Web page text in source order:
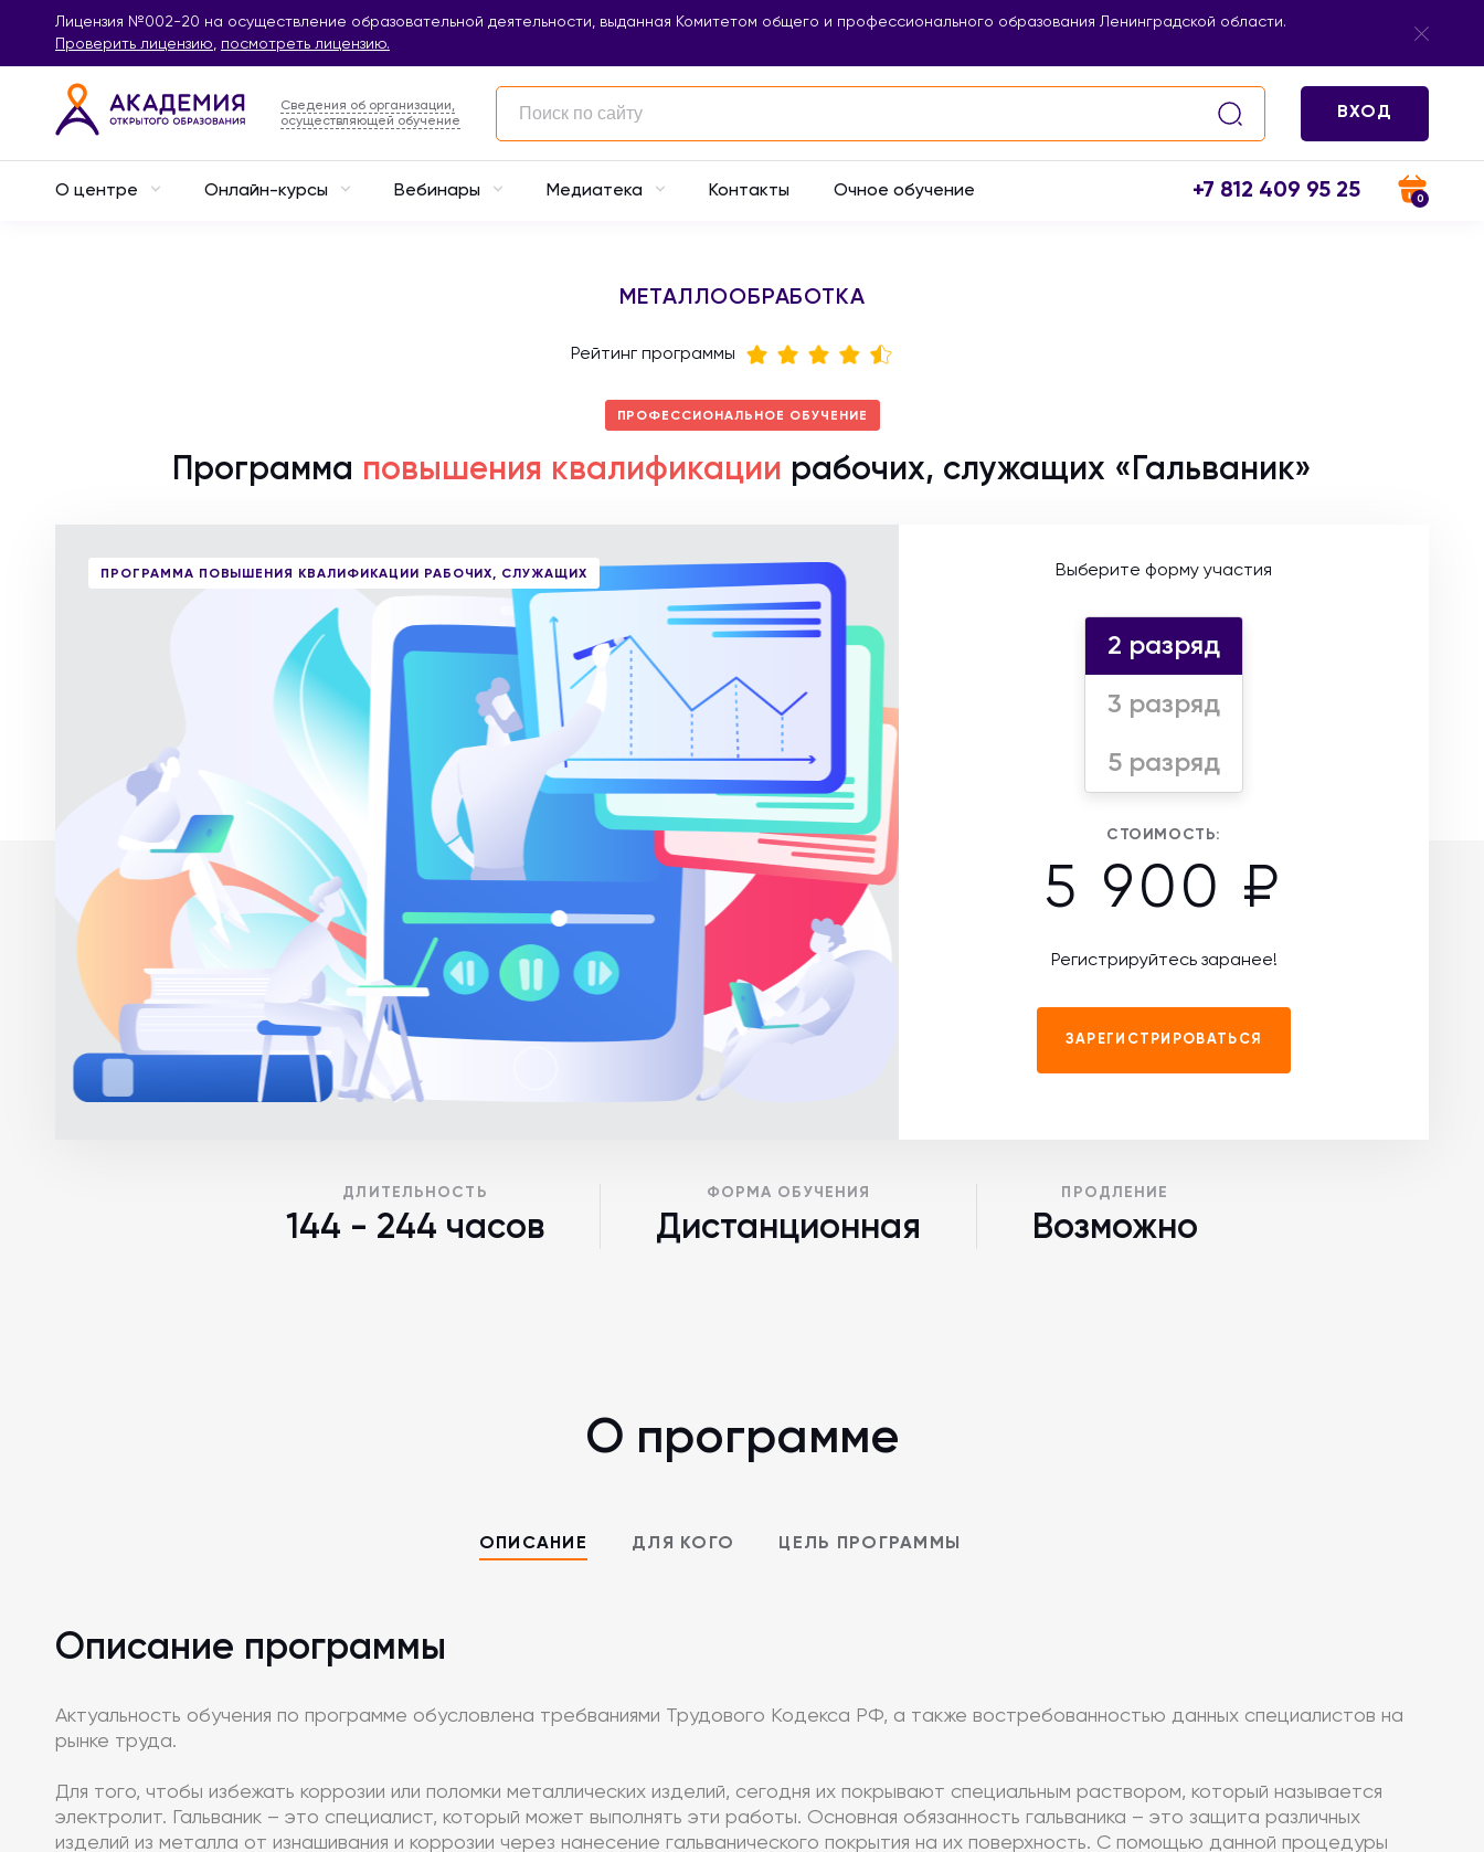
Лицензия №002-20 на осуществление образовательной деятельности, выданная Комитетом общего и профессионального образования Ленинградской области.
Проверить лицензию, посмотреть лицензию.
Сведения об организации,
осуществляющей обучение
ВХОД
О центре Онлайн-курсы Вебинары Медиатека Контакты Очное обучение +7 812 409 95 25 0
МЕТАЛЛООБРАБОТКА
Рейтинг программы
ПРОФЕССИОНАЛЬНОЕ ОБУЧЕНИЕ
Программа повышения квалификации рабочих, служащих «Гальваник»
ПРОГРАММА ПОВЫШЕНИЯ КВАЛИФИКАЦИИ РАБОЧИХ, СЛУЖАЩИХ Выберите форму участия
2 разряд
3 разряд
5 разряд
СТОИМОСТЬ:
5 900 ₽
Регистрируйтесь заранее!
ЗАРЕГИСТРИРОВАТЬСЯ
ДЛИТЕЛЬНОСТЬ
144 - 244 часов
ФОРМА ОБУЧЕНИЯ
Дистанционная
ПРОДЛЕНИЕ
Возможно
О программе
ОПИСАНИЕ ДЛЯ КОГО ЦЕЛЬ ПРОГРАММЫ
Описание программы
Актуальность обучения по программе обусловлена требваниями Трудового Кодекса РФ, а также востребованностью данных специалистов на
рынке труда.
Для того, чтобы избежать коррозии или поломки металлических изделий, сегодня их покрывают специальным раствором, который называется
электролит. Гальваник – это специалист, который может выполнять эти работы. Основная обязанность гальваника – это защита различных
изделий из металла от изнашивания и коррозии через нанесение гальванического покрытия на их поверхность. С помощью данной процедуры